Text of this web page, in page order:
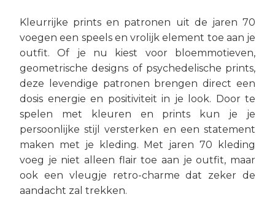
Kleurrijke prints en patronen uit de jaren 70
voegen een speels en vrolijk element toe aan je
outfit. Of je nu kiest voor bloemmotieven,
geometrische designs of psychedelische prints,
deze levendige patronen brengen direct een
dosis energie en positiviteit in je look. Door te
spelen met kleuren en prints kun je je
persoonlijke stijl versterken en een statement
maken met je kleding. Met jaren 70 kleding
voeg je niet alleen flair toe aan je outfit, maar
ook een vleugje retro-charme dat zeker de
aandacht zal trekken.